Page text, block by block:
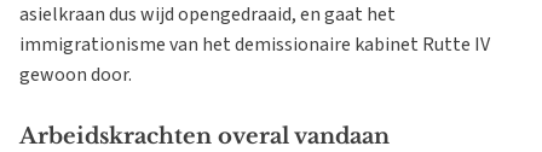
asielkraan dus wijd opengedraaid, en gaat het
immigrationisme van het demissionaire kabinet Rutte IV
gewoon door.
Arbeidskrachten overal vandaan